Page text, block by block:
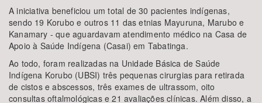
BUSCAR
A iniciativa beneficiou um total de 30 pacientes indígenas,
sendo 19 Korubo e outros 11 das etnias Mayuruna, Marubo e
Kanamary - que aguardavam atendimento médico na Casa de
Apoio à Saúde Indígena (Casai) em Tabatinga.
Ao todo, foram realizadas na Unidade Básica de Saúde
Indígena Korubo (UBSI) três pequenas cirurgias para retirada
de cistos e abscessos, três exames de ultrassom, oito
consultas oftalmológicas e 21 avaliações clínicas. Além disso, a